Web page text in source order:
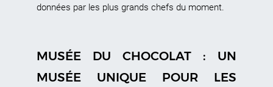
données par les plus grands chefs du moment.
MUSÉE DU CHOCOLAT : UN
MUSÉE UNIQUE POUR LES